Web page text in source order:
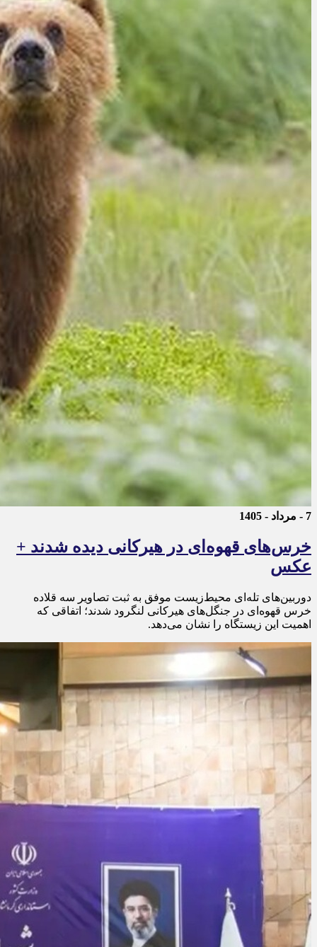
7 - مرداد - 1405
خرس‌های قهوه‌ای در هیرکانی دیده شدند +
عکس
دوربین‌های تله‌ای محیط‌زیست موفق به ثبت تصاویر سه قلاده
خرس قهوه‌ای در جنگل‌های هیرکانی لنگرود شدند؛ اتفاقی که
اهمیت این زیستگاه را نشان می‌دهد.